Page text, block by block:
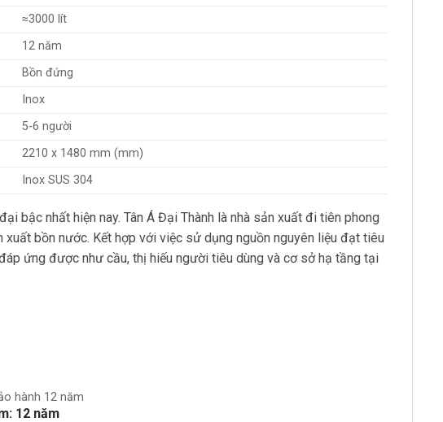
≈3000 lít
12 năm
Bồn đứng
Inox
5-6 người
2210 x 1480 mm (mm)
Inox SUS 304
bậc nhất hiện nay. Tân Á Đại Thành là nhà sản xuất đi tiên phong
bồn nước. Kết hợp với việc sử dụng nguồn nguyên liệu đạt tiêu
ứng được như cầu, thị hiếu người tiêu dùng và cơ sở hạ tầng tại
12 năm